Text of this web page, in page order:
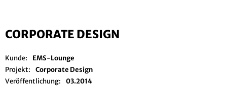
CORPORATE DESIGN
Kunde:
EMS-Lounge
Projekt:
Corporate Design
Veröffentlichung:
03.2014